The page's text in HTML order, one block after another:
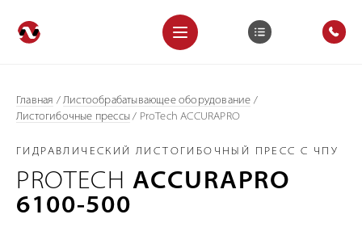
Главная /Листообрабатывающее оборудование /
Листогибочные прессы / ProTech ACCURAPRO
ГИДРАВЛИЧЕСКИЙ ЛИСТОГИБОЧНЫЙ ПРЕСС С ЧПУ
PROTECHACCURAPRO
6100-500